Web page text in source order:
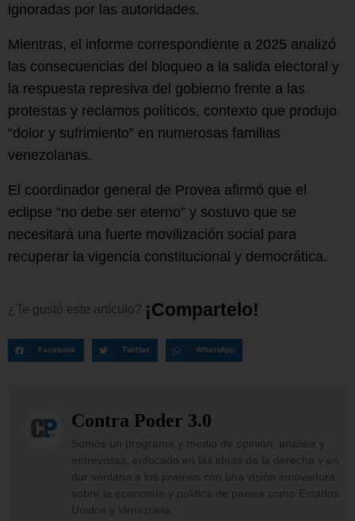
ignoradas por las autoridades.
Mientras, el informe correspondiente a 2025 analizó
las consecuencias del bloqueo a la salida electoral y
la respuesta represiva del gobierno frente a las
protestas y reclamos políticos, contexto que produjo
“dolor y sufrimiento” en numerosas familias
venezolanas.
El coordinador general de Provea afirmó que el
eclipse “no debe ser eterno” y sostuvo que se
necesitará una fuerte movilización social para
recuperar la vigencia constitucional y democrática.
¿Te gustó este artículo? ¡Compartelo!
Facebook Twitter WhatsApp
Contra Poder 3.0
Somos un programa y medio de opinión, análisis y
entrevistas, enfocado en las ideas de la derecha y en
dar ventana a los jóvenes con una visión innovadora
sobre la economía y política de países como Estados
Unidos y Venezuela.